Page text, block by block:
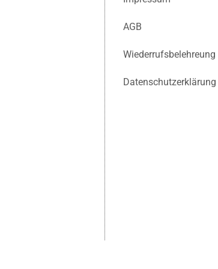
AGB
Wiederrufsbelehreung
Datenschutzerklärung